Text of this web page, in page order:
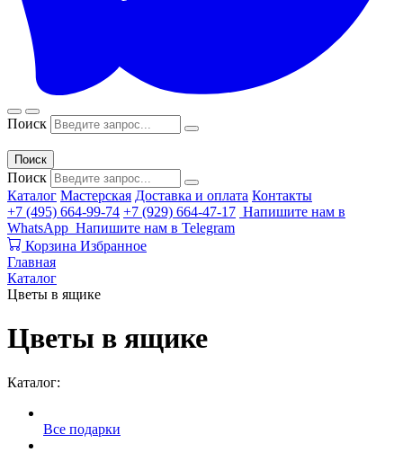
Поиск
Поиск
Поиск
Каталог Мастерская Доставка и оплата Контакты
+7 (495) 664-99-74 +7 (929) 664-47-17 Напишите нам в
WhatsApp Напишите нам в Telegram
Корзина Избранное
Главная
Каталог
Цветы в ящике
Цветы в ящике
Каталог:
Все подарки